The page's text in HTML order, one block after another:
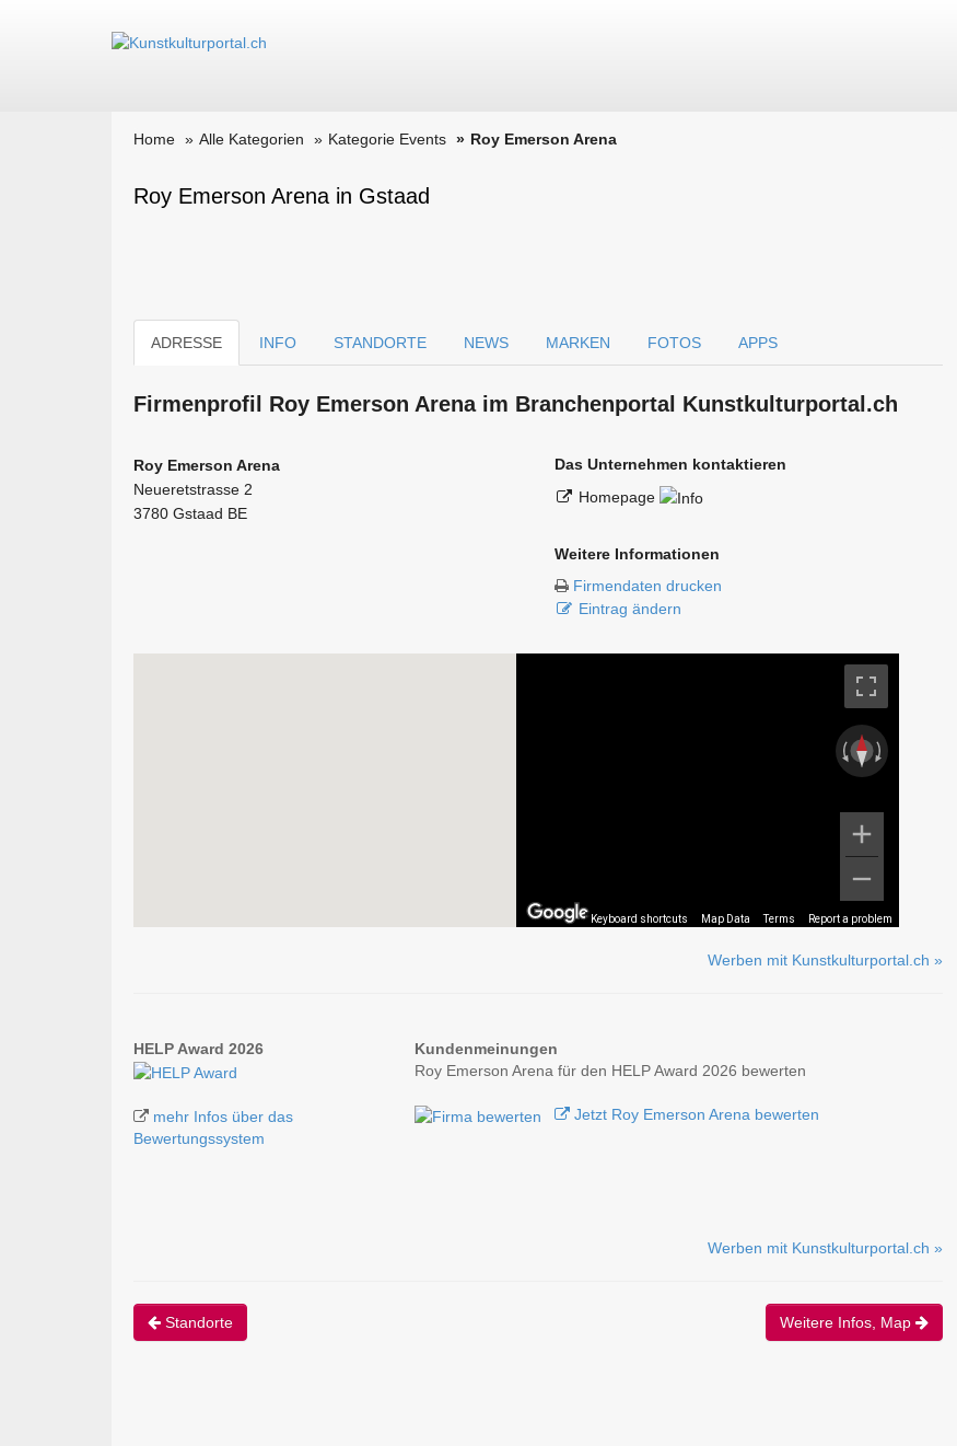
Home Alle Kategorien Kategorie Events Roy Emerson Arena
Roy Emerson Arena in Gstaad
ADRESSE INFO STANDORTE NEWS MARKEN FOTOS APPS
Firmen­profil Roy Emerson Arena im Branchen­portal Kunstkulturportal.ch
Roy Emerson Arena
Neueretstrasse 2
3780 Gstaad BE
Das Unternehmen kontaktieren
Homepage
Weitere Informationen
Firmendaten drucken
Eintrag ändern
Keyboard shortcuts Map Data Terms Report a problem
Werben mit Kunstkulturportal.ch »
HELP Award 2026
mehr Infos über das
Bewertungssystem
Kundenmeinungen
Roy Emerson Arena für den HELP Award 2026 bewerten
Jetzt Roy Emerson Arena bewerten
Werben mit Kunstkulturportal.ch »
Standorte Weitere Infos, Map